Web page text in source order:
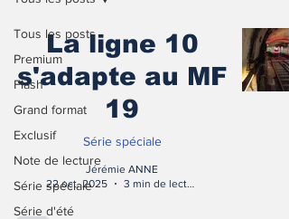
Tous les posts
Premium
Flash
Grand format
Exclusif
Note de lecture
Série spéciale
Série d'été
La ligne 10
s'adapte au MF
19
Série spéciale
Jérémie ANNE
22 oct. 2025
3 min de lecture